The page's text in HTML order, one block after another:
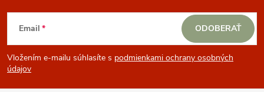
Z
á
p
Email
Vložením e-mailu súhlasíte s podmienkami ochrany osobných
údajov
ODOBERAŤ